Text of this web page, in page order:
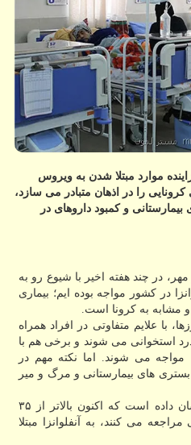
موارد مبتلا شدن به ویروس
را در اذهان متبادر می سازد،
و کمبود داروهای در
در چند هفته اخیر با شیوع رو به
در کشور مواجه بوده ایم؛ بیماری
و مشابه به کرونا است.
با علایم متفاوتی در افراد همراه
استخوانی می شوند و برخی هم با
می شوند. اما نکته مهم در
بستری های بیمارستانی و مرگ و میر
بررسی ها و مطالعات بالینی نشان داده است که اکنون بالاتر از ۳۵
می کنند، به آنفلوانزا مبتلا